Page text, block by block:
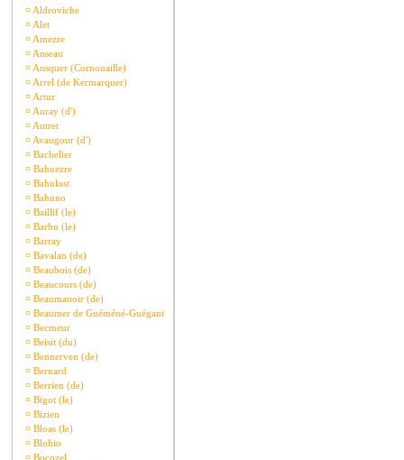
¤ Aldroviche
¤ Alet
¤ Amezre
¤ Anseau
¤ Ansquer (Cornouaille)
¤ Arrel (de Kermarquer)
¤ Artur
¤ Auray (d')
¤ Autret
¤ Avaugour (d')
¤ Bachelier
¤ Bahuezre
¤ Bahulost
¤ Bahuno
¤ Baillif (le)
¤ Barbu (le)
¤ Barray
¤ Bavalan (de)
¤ Beaubois (de)
¤ Beaucours (de)
¤ Beaumanoir (de)
¤ Beaumer de Guéméné-Guégant
¤ Becmeur
¤ Beisit (du)
¤ Bennerven (de)
¤ Bernard
¤ Berrien (de)
¤ Bigot (le)
¤ Bizien
¤ Bloas (le)
¤ Blohio
¤ Bocozel